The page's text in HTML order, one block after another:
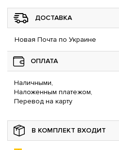
ДОСТАВКА
Новая Почта по Украине
ОПЛАТА
Наличными,
Наложенным платежом,
Перевод на карту
В КОМПЛЕКТ ВХОДИТ